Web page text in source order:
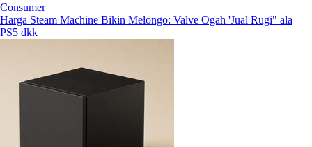
Consumer
Harga Steam Machine Bikin Melongo: Valve Ogah 'Jual Rugi" ala
PS5 dkk